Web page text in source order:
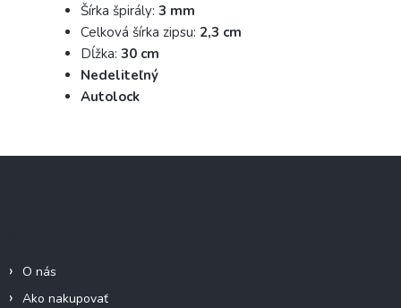
Šírka špirály: 3 mm
Celková šírka zipsu: 2,3 cm
Dĺžka: 30 cm
Nedeliteľný
Autolock
O nás
Ako nakupovať